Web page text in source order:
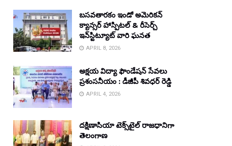
బసవతారకం ఇండో అమెరికన్
క్యాన్సర్ హాస్పిటల్ & రీసెర్చ్
ఇన్‌స్టిట్యూట్ వారి ఘనత
APRIL 8, 2026
అక్షయ విద్యా ఫౌండేషన్ సేవలు
ప్రశంసనీయం : డీజీపీ శివధర్ రెడ్డి
APRIL 4, 2026
దక్షిణాసియా టెక్స్‌టైల్ రాజధానిగా
తెలంగాణ